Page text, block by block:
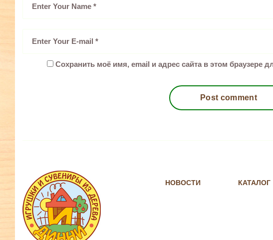
Сохранить моё имя, email и адрес сайта в этом браузере
НОВОСТИ КАТАЛОГ